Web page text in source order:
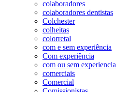
colaboradores
colaboradores dentistas
Colchester
colheitas
colorretal
com e sem experiência
Com experiência
com ou sem experiencia
comerciais
Comercial